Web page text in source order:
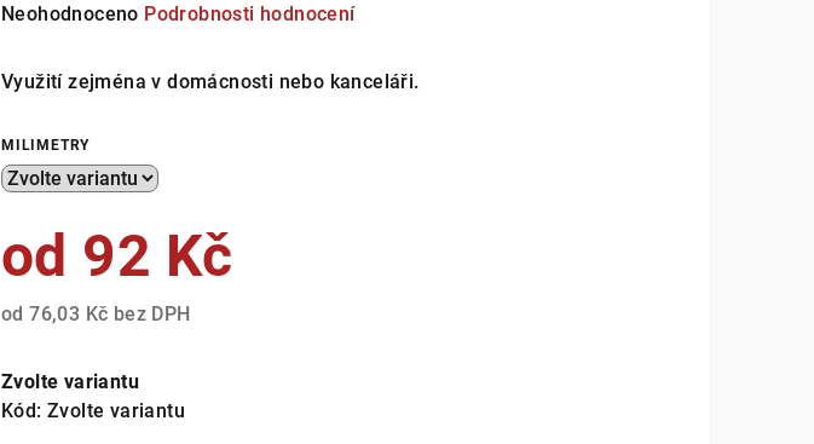
Průměrné
produktu
je
z
5
Neohodnoceno Podrobnosti hodnocení
Využití zejména v domácnosti nebo kanceláři.
MILIMETRY
od 92 Kč
od76,03 Kč bez DPH
cena:
Zvolte variantu
Kód: Zvolte variantu